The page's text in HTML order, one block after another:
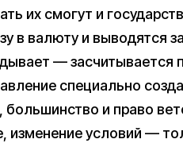
их смогут и
в валюту и выводятся
—
специально
и право
изменение условий —